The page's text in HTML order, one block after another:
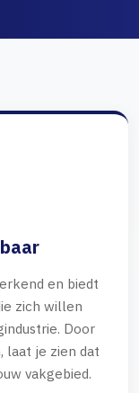
en biedt
zich willen
Door
laat je zien dat
vakgebied.